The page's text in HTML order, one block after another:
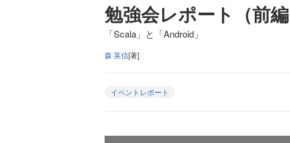
勉強会レポート（前編
「Scala」と「Android」
森 英信[著]
イベントレポート